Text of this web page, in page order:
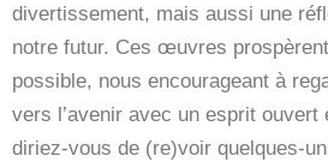
divertissement, mais aussi une
notre futur. Ces œuvres
possible, nous encourageant à
vers l’avenir avec un esprit
diriez-vous de (re)voir quelques-